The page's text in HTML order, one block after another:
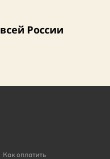
России
Как оплатить